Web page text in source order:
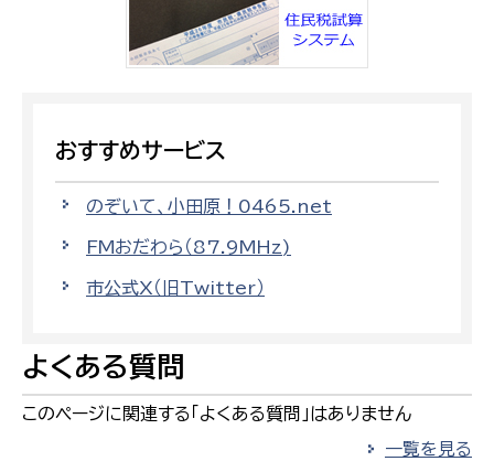
おすすめサービス
のぞいて、小田原！0465.net
FMおだわら（87.9MHz)
市公式X（旧Twitter）
よくある質問
このページに関連する「よくある質問」はありません
一覧を見る